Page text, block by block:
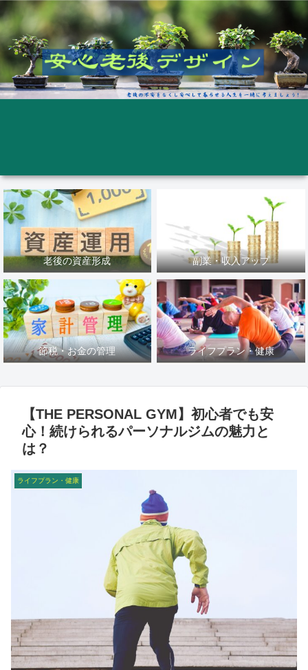
老後の資産形成 副業・収入アップ
節税・お金の管理 ライフプラン・健康
【THE PERSONAL GYM】初心者でも安
心！続けられるパーソナルジムの魅力と
は？
ライフプラン・健康